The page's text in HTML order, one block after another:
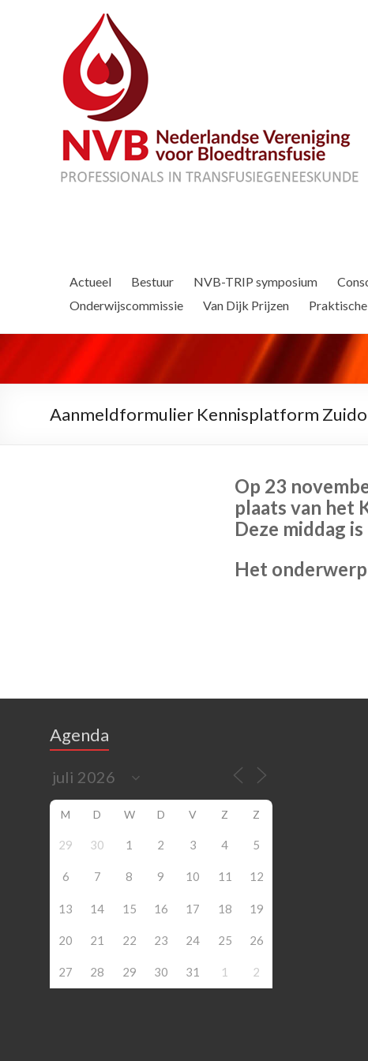
Actueel Bestuur NVB-TRIP symposium
Onderwijscommissie
Van Dijk Prijzen
Aanmeldformulier Kennisplatform
Op 23
plaats van het
Deze middag
Het onderwerp
Agenda
M D W D V Z Z
29 30 1 2 3 4 5
6 7 8 9 10 11 12
13 14 15 16 17 18 19
20 21 22 23 24 25 26
27 28 29 30 31 1 2